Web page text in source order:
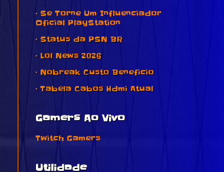
• Se Torne Um Influenciador
Oficial PlayStation
• Status da PSN BR
• Lol News 2026
• Nobreak Custo Beneficio
• Tabela Cabos Hdmi Atual
Gamers Ao Vivo
Twitch Gamers
Utilidade